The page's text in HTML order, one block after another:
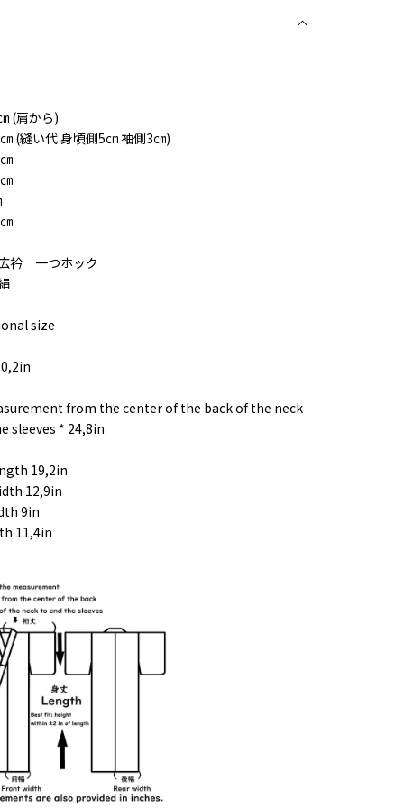
(肩から)
(縫い代 身頃側5㎝ 袖側3㎝)
衿 一つホック
size
from the center of the back of the neck
sleeves * 24,8in
19,2in
12,9in
9in
11,4in